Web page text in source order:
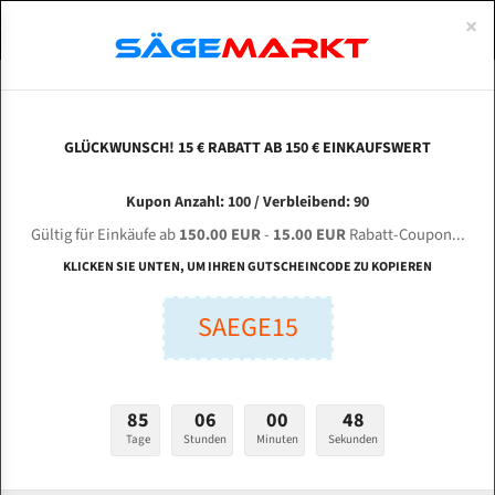
EVERISING H-360 HA für 4420 mm Bi-Metall
Bandsägeblätter
Länge (mm):
Stärken + Zahnteilung:
mm
ABOUTS
ENGLISH
Bi-Metall Meterware
Fleischerei Bandsägeblätter
Bandmesser Glatt Meterware
Konvex Meterware
×
GLÜCKWUNSCH! 15 € RABATT AB 150 € EINKAUFSWERT
Kupon Anzahl: 100 / Verbleibend: 90
Gültig für Einkäufe ab150.00 EUR- 15.00 EURRabatt-Coupon...
KLICKEN SIE UNTEN, UM IHREN GUTSCHEINCODE ZU KOPIEREN
SAEGE15
85
Tage
06
Stunden
00
Minuten
47
Sekunden